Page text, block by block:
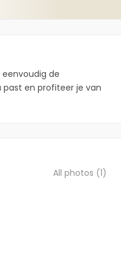
de
en profiteer je van
All photos (1)